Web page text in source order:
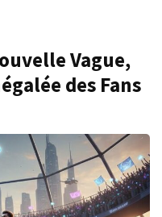
Vague,
des Fans